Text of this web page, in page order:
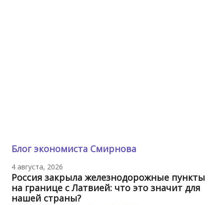
Блог экономиста Смирнова
4 августа, 2026
Россия закрыла железнодорожные пункты
на границе с Латвией: что это значит для
нашей страны?